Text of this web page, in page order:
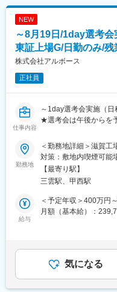
も可能です。
当社は東証プライム上
託に特化。安定した経
https://www.kyorin-
が含まれます。
■組織構成
上場グループの安定基
保や最新技術に携われ
■教育体制
OJTや研修制度が整っ
ャッチアップできる体
異物の徹底管理、５S
り、女性もご活躍頂い
ランスも重視した働き
NEW
～8月19日/1day選考
東証上場G/日勤のみ/残
株式会社アルボース
正社員
仕事内容
～1day選考会実施（
★選考会は午後からを
★選考会当日の流れ
・当日は1時間程度を
・面接官は4～5名参加
選考内容：
（1） 15分程度会
（2） 30分面接（
※面接通過者に対し、
勤務地
＜勤務地詳細＞滋賀工
対策：敷地内喫煙可能
【最寄り駅】
三雲駅、甲西駅
給与
＜予定年収＞400万円
月額（基本給）：
気になる